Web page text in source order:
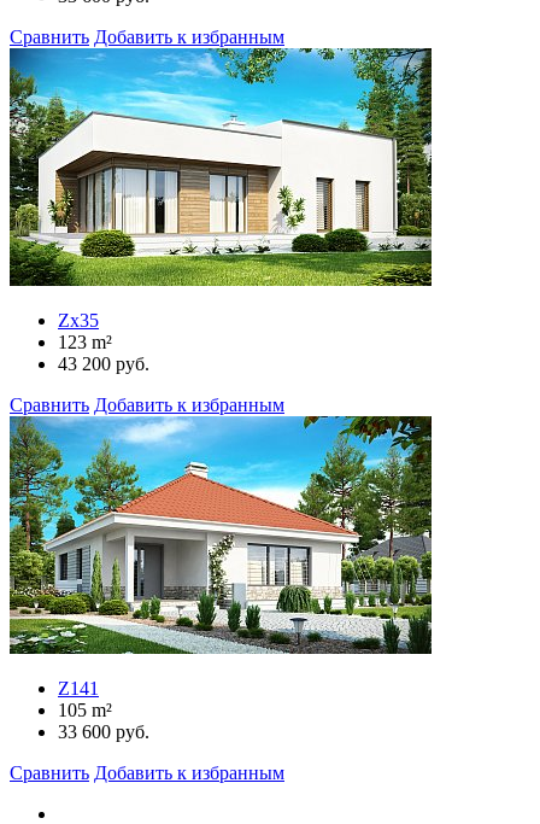
Сравнить Добавить к избранным
Zx35
123 m²
43 200 руб.
Сравнить Добавить к избранным
Z141
105 m²
33 600 руб.
Сравнить Добавить к избранным